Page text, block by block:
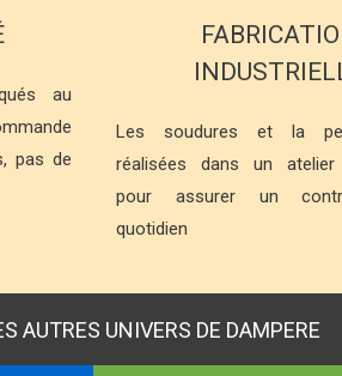
au
pas de
Les soudures et la
réalisées dans un atelier
pour assurer un
quotidien
AUTRES UNIVERS DE DAMPERE